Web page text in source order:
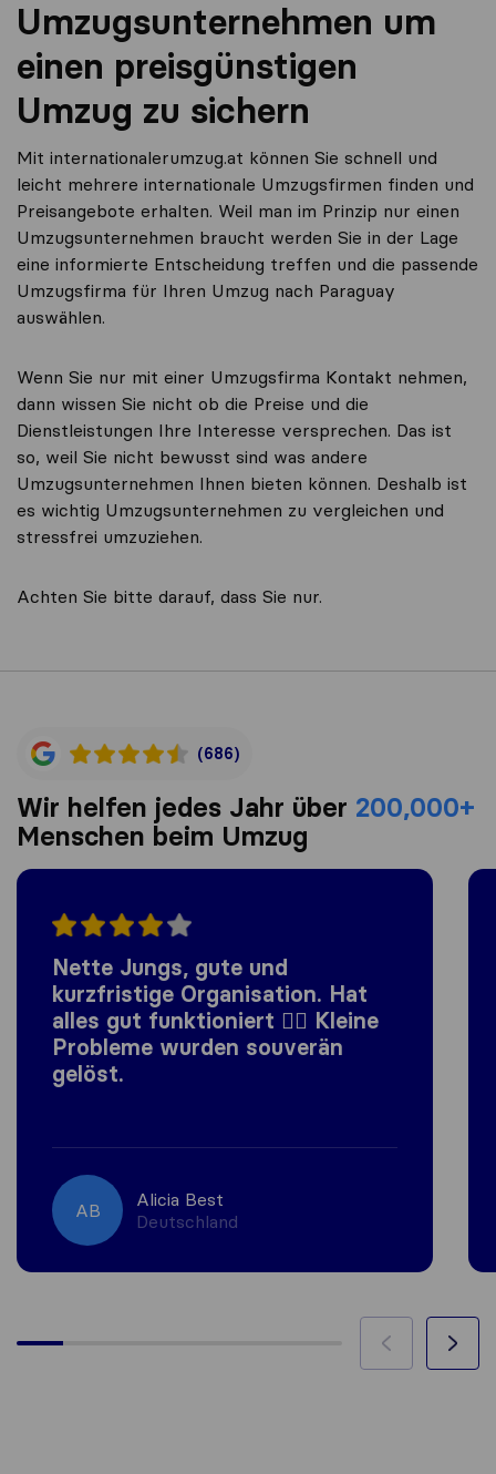
Umzugsunternehmen um
einen preisgünstigen
Umzug zu sichern
Mit internationalerumzug.at können Sie schnell und
leicht mehrere internationale Umzugsfirmen finden und
Preisangebote erhalten. Weil man im Prinzip nur einen
Umzugsunternehmen braucht werden Sie in der Lage
eine informierte Entscheidung treffen und die passende
Umzugsfirma für Ihren Umzug nach Paraguay
auswählen.
Wenn Sie nur mit einer Umzugsfirma Kontakt nehmen,
dann wissen Sie nicht ob die Preise und die
Dienstleistungen Ihre Interesse versprechen. Das ist
so, weil Sie nicht bewusst sind was andere
Umzugsunternehmen Ihnen bieten können. Deshalb ist
es wichtig Umzugsunternehmen zu vergleichen und
stressfrei umzuziehen.
Achten Sie bitte darauf, dass Sie nur.
(686)
Wir helfen jedes Jahr über 200,000+
Menschen beim Umzug
Nette Jungs, gute und
kurzfristige Organisation. Hat
alles gut funktioniert 👍🏼 Kleine
Probleme wurden souverän
gelöst.
AB
Alicia Best
Deutschland